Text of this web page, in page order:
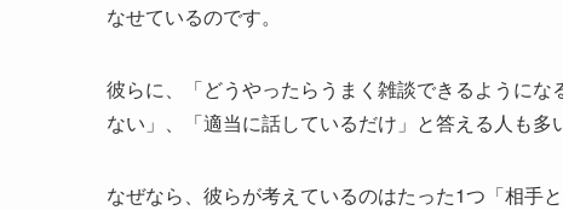
なせているのです。
彼らに、「どうやったらうまく雑談できるように
ない」、「適当に話しているだけ」と答える人も多
なぜなら、彼らが考えているのはたった1つ 「相手